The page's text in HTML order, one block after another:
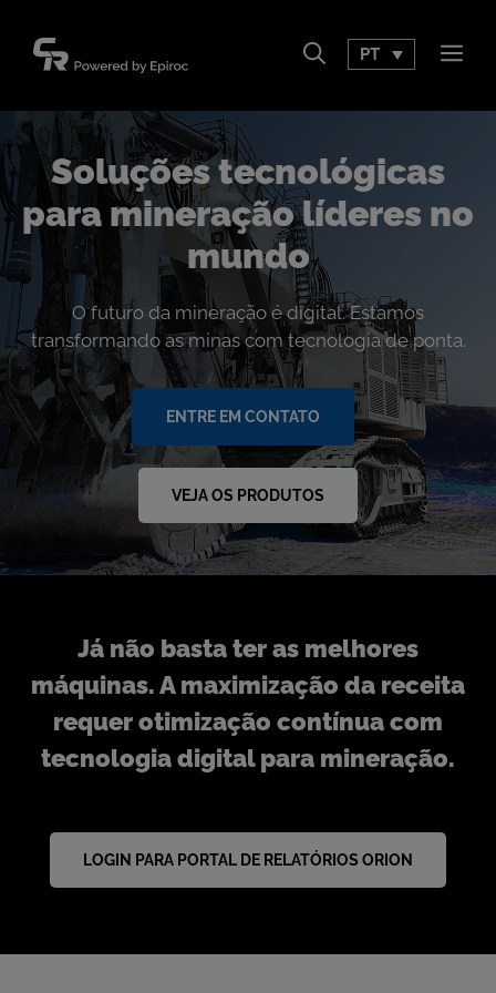
para
PT
Soluções tecnológicas
para mineração líderes no
mundo
O futuro da mineração é digital. Estamos
transformando as minas com tecnologia de ponta.
ENTRE EM CONTATO
VEJA OS PRODUTOS
Já não basta ter as melhores
máquinas. A maximização da receita
requer otimização contínua com
tecnologia digital para mineração.
LOGIN PARA PORTAL DE RELATÓRIOS ORION